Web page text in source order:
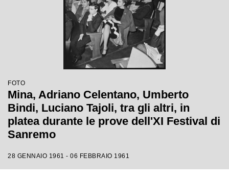
FOTO
Mina, Adriano Celentano, Umberto
Bindi, Luciano Tajoli, tra gli altri, in
platea durante le prove dell'XI Festival di
Sanremo
28 GENNAIO 1961 - 06 FEBBRAIO 1961